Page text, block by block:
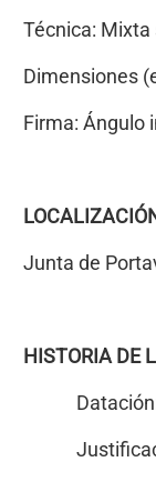
Técnica: Mixta
Dimensiones
Firma: Ángulo
Junta de
HISTORIA DE
Datación: